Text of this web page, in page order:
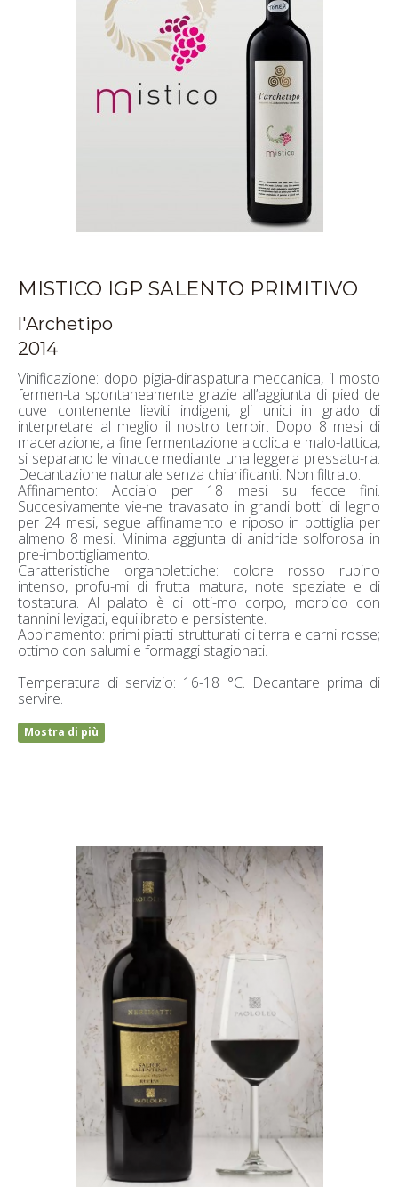
MISTICO IGP SALENTO PRIMITIVO
l'Archetipo
2014
Vinificazione: dopo pigia-diraspatura meccanica, il mosto
fermen-ta spontaneamente grazie all’aggiunta di pied de
cuve contenente lieviti indigeni, gli unici in grado di
interpretare al meglio il nostro terroir. Dopo 8 mesi di
macerazione, a fine fermentazione alcolica e malo-lattica,
si separano le vinacce mediante una leggera pressatu-ra.
Decantazione naturale senza chiarificanti. Non filtrato.
Affinamento: Acciaio per 18 mesi su fecce fini.
Succesivamente vie-ne travasato in grandi botti di legno
per 24 mesi, segue affinamento e riposo in bottiglia per
almeno 8 mesi. Minima aggiunta di anidride solforosa in
pre-imbottigliamento.
Caratteristiche organolettiche: colore rosso rubino
intenso, profu-mi di frutta matura, note speziate e di
tostatura. Al palato è di otti-mo corpo, morbido con
tannini levigati, equilibrato e persistente.
Abbinamento: primi piatti strutturati di terra e carni rosse;
ottimo con salumi e formaggi stagionati.
Temperatura di servizio: 16-18 °C. Decantare prima di
servire.
Mostra di più